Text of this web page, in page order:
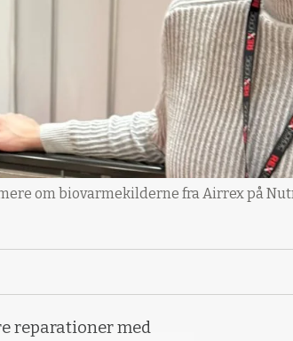
om biovarmekilderne fra Airrex på
reparationer med